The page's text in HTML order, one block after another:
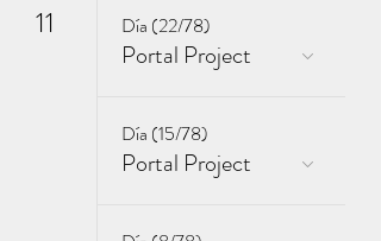
11 Día (22/78)
Portal Project
Día (15/78)
Portal Project